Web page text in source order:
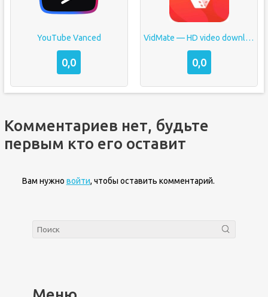
YouTube Vanced
0,0
VidMate — HD video downloader
0,0
Комментариев нет, будьте
первым кто его оставит
Вам нужно войти, чтобы оставить комментарий.